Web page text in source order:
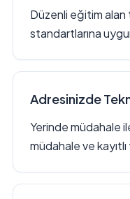
Düzenli eğitim alan
standartlarına
Adresinizde
Yerinde müdahale
müdahale ve kayıtlı